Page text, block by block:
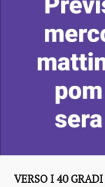
VERSO I 40 GRADI